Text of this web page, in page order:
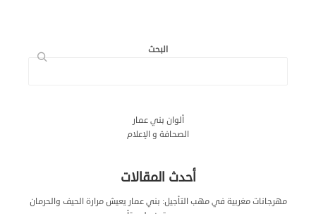
البحث
ألوان بني عمار
الصحافة و الإعلام
أحدث المقالات
مهرجانات مغربية في مهب التأجيل: بني عمار يعيش مرارة الحيف والحرمان